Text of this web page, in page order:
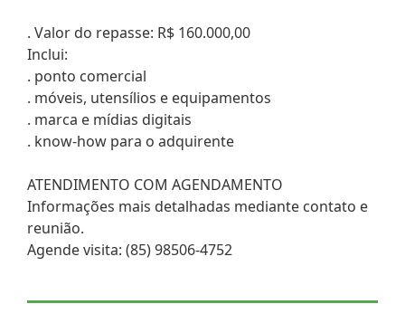
. Valor do repasse: R$ 160.000,00
Inclui:
. ponto comercial
. móveis, utensílios e equipamentos
. marca e mídias digitais
. know-how para o adquirente
ATENDIMENTO COM AGENDAMENTO
Informações mais detalhadas mediante contato e
reunião.
Agende visita: (85) 98506-4752